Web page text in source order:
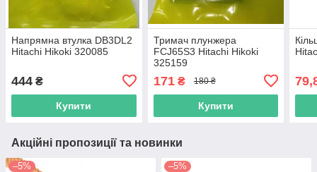
Напрямна втулка DB3DL2
Hitachi Hikoki 320085
444 ₴
Купити
Тримач плунжера
FCJ65S3 Hitachi Hikoki
325159
171₴ 180 ₴
Купити
Акційні пропозиції та новинки
–5% –5%